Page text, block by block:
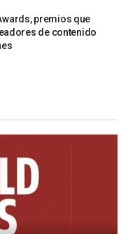
premios que
de contenido